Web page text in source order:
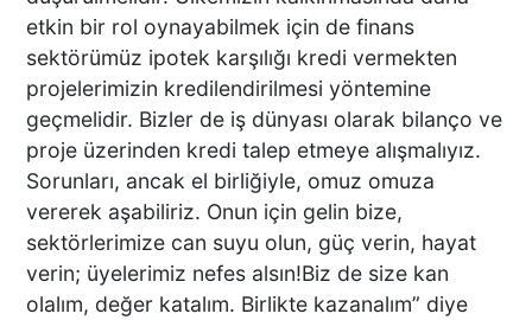
Ortaya Çıktı
MAĞAZADA PANİK ANLARI:
ESNAFIN MÜDAHALESİ
BEBEĞİ KURTARDI
Denizli'de Tane Örümcek
etkin bir rol oynayabilmek için de finans
sektörümüz ipotek karşılığı kredi vermekten
projelerimizin kredilendirilmesi yöntemine
geçmelidir. Bizler de iş dünyası olarak bilanço ve
proje üzerinden kredi talep etmeye alışmalıyız.
Sorunları, ancak el birliğiyle, omuz omuza
vererek aşabiliriz. Onun için gelin bize,
sektörlerimize can suyu olun, güç verin, hayat
verin; üyelerimiz nefes alsın!Biz de size kan
olalım, değer katalım. Birlikte kazanalım” diye